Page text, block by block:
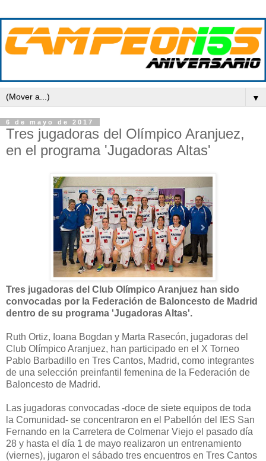
▼
6 de mayo de 2017
Tres jugadoras del Olímpico Aranjuez,
en el programa 'Jugadoras Altas'
Tres jugadoras del Club Olímpico Aranjuez han sido
convocadas por la Federación de Baloncesto de Madrid
dentro de su programa 'Jugadoras Altas'.
Ruth Ortiz, Ioana Bogdan y Marta Rasecón, jugadoras del
Club Olímpico Aranjuez, han participado en el X Torneo
Pablo Barbadillo en Tres Cantos, Madrid, como integrantes
de una selección preinfantil femenina de la Federación de
Baloncesto de Madrid.
Las jugadoras convocadas -doce de siete equipos de toda
la Comunidad- se concentraron en el Pabellón del IES San
Fernando en la Carretera de Colmenar Viejo el pasado día
28 y hasta el día 1 de mayo realizaron un entrenamiento
(viernes), jugaron el sábado tres encuentros en Tres Cantos